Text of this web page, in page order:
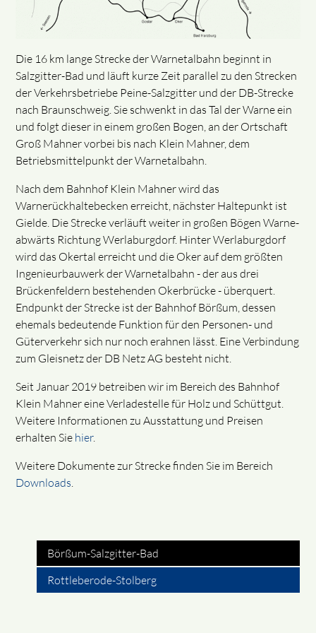
Die 16 km lange Strecke der Warnetalbahn beginnt in
Salzgitter-Bad und läuft kurze Zeit parallel zu den Strecken
der Verkehrsbetriebe Peine-Salzgitter und der DB-Strecke
nach Braunschweig. Sie schwenkt in das Tal der Warne ein
und folgt dieser in einem großen Bogen, an der Ortschaft
Groß Mahner vorbei bis nach Klein Mahner, dem
Betriebsmittelpunkt der Warnetalbahn.
Nach dem Bahnhof Klein Mahner wird das
Warnerückhaltebecken erreicht, nächster Haltepunkt ist
Gielde. Die Strecke verläuft weiter in großen Bögen Warne-
abwärts Richtung Werlaburgdorf. Hinter Werlaburgdorf
wird das Okertal erreicht und die Oker auf dem größten
Ingenieurbauwerk der Warnetalbahn - der aus drei
Brückenfeldern bestehenden Okerbrücke - überquert.
Endpunkt der Strecke ist der Bahnhof Börßum, dessen
ehemals bedeutende Funktion für den Personen- und
Güterverkehr sich nur noch erahnen lässt. Eine Verbindung
zum Gleisnetz der DB Netz AG besteht nicht.
Seit Januar 2019 betreiben wir im Bereich des Bahnhof
Klein Mahner eine Verladestelle für Holz und Schüttgut.
Weitere Informationen zu Ausstattung und Preisen
erhalten Sie hier.
Weitere Dokumente zur Strecke finden Sie im Bereich
Downloads
Börßum-Salzgitter-Bad
Rottleberode-Stolberg